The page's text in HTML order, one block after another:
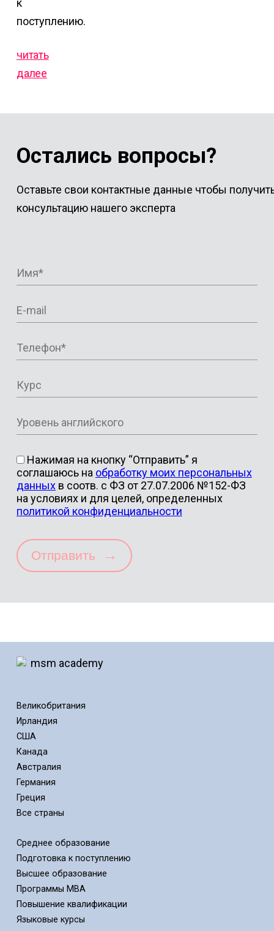
к
поступлению.
читать
далее
Остались вопросы?
Оставьте свои контактные данные чтобы
консультацию нашего эксперта
Нажимая на кнопку “Отправить” я
соглашаюсь на обработку моих персональных
данныхв соотв. с ФЗ от 27.07.2006 №152-ФЗ
на условиях и для целей, определенных
политикой конфиденциальности
Отправить →
Великобритания
Ирландия
США
Канада
Австралия
Германия
Греция
Все страны
Среднее образование
Подготовка к поступлению
Высшее образование
Программы MBA
Повышение квалификации
Языковые курсы